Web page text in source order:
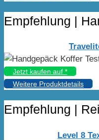
Empfehlung |
Jetzt kaufen auf *
Weitere Produktdetails
Empfehlung |
Level 8